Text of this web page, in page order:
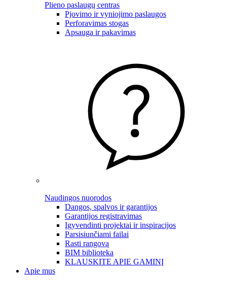
Plieno paslaugų centras
Pjovimo ir vyniojimo paslaugos
Perforavimas stogas
Apsauga ir pakavimas
Naudingos nuorodos
Dangos, spalvos ir garantijos
Garantijos registravimas
Įgyvendinti projektai ir inspiracijos
Parsisiunčiami failai
Rasti rangovą
BIM biblioteka
KLAUSKITE APIE GAMINĮ
Apie mus